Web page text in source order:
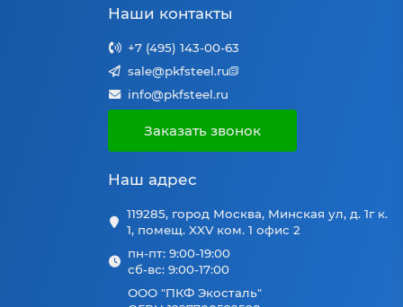
Наши контакты
+7 (495) 143-00-63
sale@pkfsteel.ru
info@pkfsteel.ru
Заказать звонок
Наш адрес
119285, город Москва, Минская ул, д. 1г к.
1, помещ. XXV ком. 1 офис 2
пн-пт: 9:00-19:00
сб-вс: 9:00-17:00
ООО "ПКФ Экосталь"